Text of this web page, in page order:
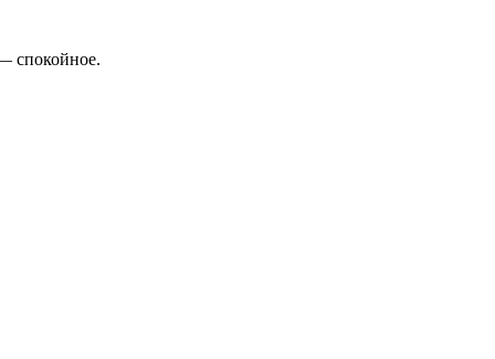
спокойное.